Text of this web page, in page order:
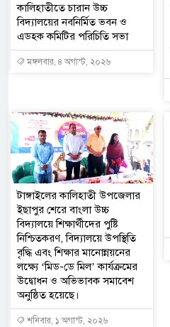
কালিহাতীতে চারান উচ্চ
বিদ্যালয়ের নবনির্মিত ভবন ও
এডহক কমিটির পরিচিতি সভা
মঙ্গলবার, ৪ অগাস্ট, ২০২৬
টাঙ্গাইলের কালিহাতী উপজেলার
ইছাপুর শেরে বাংলা উচ্চ
বিদ্যালয়ে শিক্ষার্থীদের পুষ্টি
নিশ্চিতকরণ, বিদ্যালয়ে উপস্থিতি
বৃদ্ধি এবং শিক্ষার মানোন্নয়নের
লক্ষ্যে ‘মিড-ডে মিল’ কার্যক্রমের
উদ্বোধন ও অভিভাবক সমাবেশ
অনুষ্ঠিত হয়েছে।
শনিবার, ১ অগাস্ট, ২০২৬